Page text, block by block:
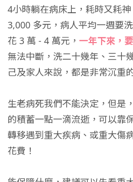
4小時躺在病床上，耗時又耗
3,000 多元，病人平均一週要
花 3 萬 - 4 萬元， 一年下來，
無法中斷，洗二十幾年、三十
己及家人來說，都是非常沉重
生老病死我們不能決定，但是
的積蓄一點一滴流逝，可以靠
轉移遇到重大疾病、或重大傷
花費！